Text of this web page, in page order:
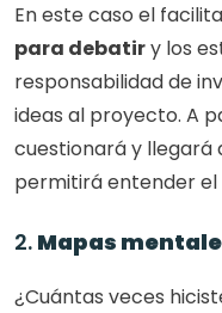
En este caso el
para debatir y los
responsabilidad de
ideas al proyecto. A
cuestionará y llegará
permitirá entender
2. Mapas
¿Cuántas veces